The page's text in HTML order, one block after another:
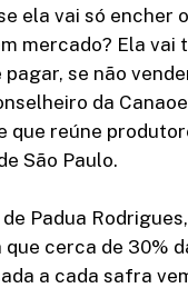
ela vai só encher
mercado? Ela vai
pagar, se não
da
que reúne
São Paulo.
Padua
que cerca de 30%
a cada safra